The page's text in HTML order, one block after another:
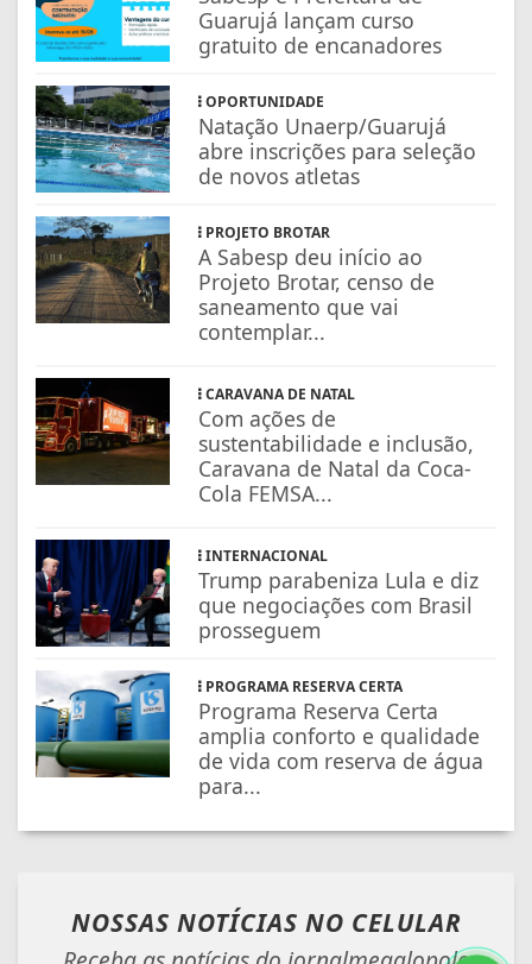
Guarujá lançam curso
gratuito de encanadores
OPORTUNIDADE
Natação Unaerp/Guarujá
abre inscrições para seleção
de novos atletas
PROJETO BROTAR
A Sabesp deu início ao
Projeto Brotar, censo de
saneamento que vai
contemplar...
CARAVANA DE NATAL
Com ações de
sustentabilidade e inclusão,
Caravana de Natal da Coca-
Cola FEMSA...
INTERNACIONAL
Trump parabeniza Lula e diz
que negociações com Brasil
prosseguem
PROGRAMA RESERVA CERTA
Programa Reserva Certa
amplia conforto e qualidade
de vida com reserva de água
para...
NOSSAS NOTÍCIAS NO CELULAR